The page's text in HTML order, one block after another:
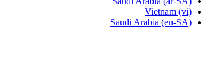
Vietnam (vi)
Saudi Arabia (en-SA)